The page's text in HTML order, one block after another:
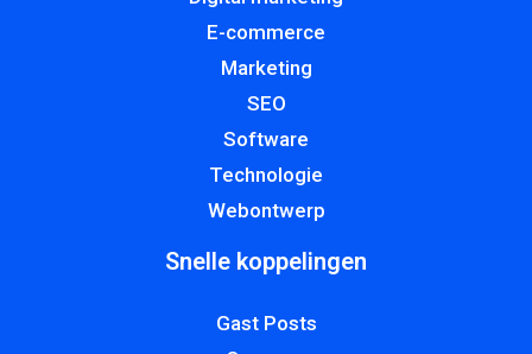
E-commerce
Marketing
SEO
Software
Technologie
Webontwerp
Snelle koppelingen
Gast Posts